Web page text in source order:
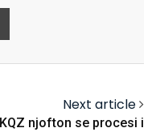
Next article
KQZ njofton se procesi i